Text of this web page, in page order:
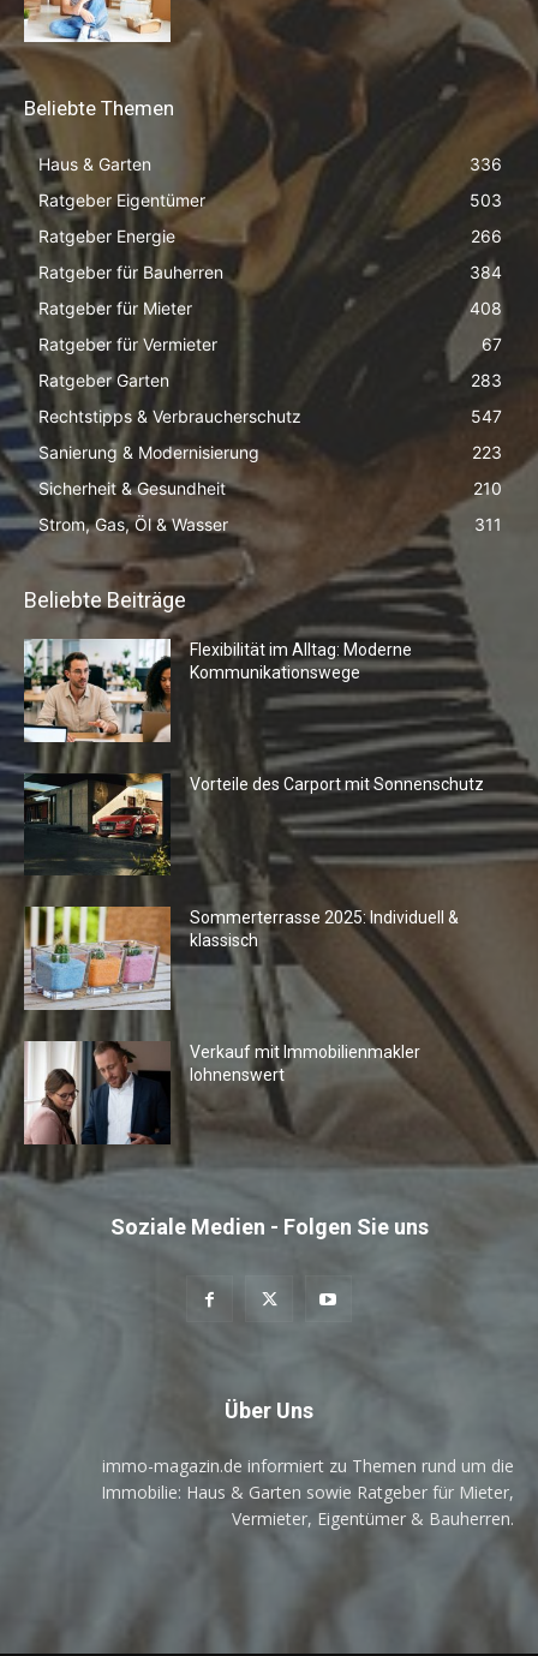
Beliebte Themen
Haus & Garten
336
Ratgeber Eigentümer
503
Ratgeber Energie
266
Ratgeber für Bauherren
384
Ratgeber für Mieter
408
Ratgeber für Vermieter
67
Ratgeber Garten
283
Rechtstipps & Verbraucherschutz
547
Sanierung & Modernisierung
223
Sicherheit & Gesundheit
210
Strom, Gas, Öl & Wasser
311
Beliebte Beiträge
Flexibilität im Alltag: Moderne
Kommunikationswege
Vorteile des Carport mit Sonnenschutz
Sommerterrasse 2025: Individuell &
klassisch
Verkauf mit Immobilienmakler
lohnenswert
Soziale Medien - Folgen Sie uns
Über Uns
immo-magazin.de informiert zu Themen rund um die
Immobilie: Haus & Garten sowie Ratgeber für Mieter,
Vermieter, Eigentümer & Bauherren.